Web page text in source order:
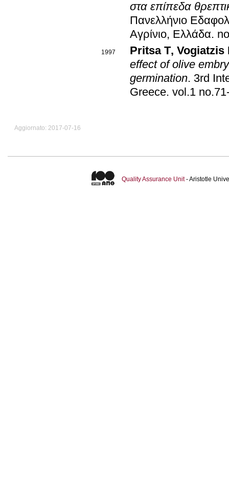
στα επίπεδα
Πανελλήνιο
Αγρίνιο, Ελλάδα.
1997 Pritsa T, Vogiatzis
effect of olive
germination. 3rd
Greece. vol.1
Aggiornato: 2017-07-16
Quality Assurance Unit- Aristotle